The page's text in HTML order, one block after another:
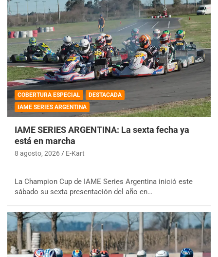
COBERTURA ESPECIAL
DESTACADA
IAME SERIES ARGENTINA
IAME SERIES ARGENTINA: La sexta fecha ya
está en marcha
8 agosto, 2026 E-Kart
La Champion Cup de IAME Series Argentina inició este
sábado su sexta presentación del año en…